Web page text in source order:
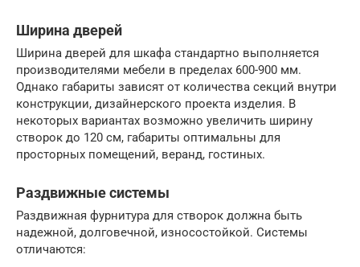
Ширина дверей
Ширина дверей для шкафа стандартно выполняется
производителями мебели в пределах 600-900 мм.
Однако габариты зависят от количества секций внутри
конструкции, дизайнерского проекта изделия. В
некоторых вариантах возможно увеличить ширину
створок до 120 см, габариты оптимальны для
просторных помещений, веранд, гостиных.
Раздвижные системы
Раздвижная фурнитура для створок должна быть
надежной, долговечной, износостойкой. Системы
отличаются: